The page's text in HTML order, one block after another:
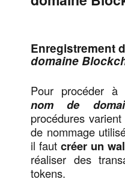
Enregistrement
domaine
Pour procéder à
nom de
procédures
de nommage
il faut créer un
réaliser des
tokens.